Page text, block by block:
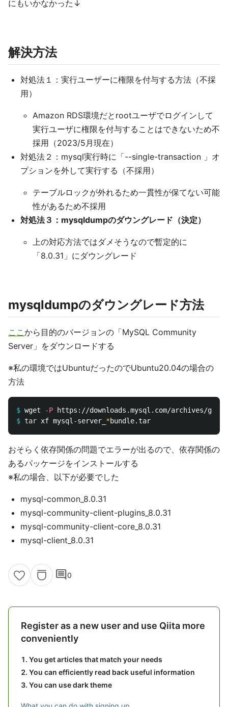
にもいかなかった↓
解決方法
対処法１：実行ユーザーに権限を付与する方法（不採
用）
Amazon RDS環境だとrootユーザでログインして
実行ユーザに権限を付与することはできないため不
採用（2023/5月現在）
対処法２：mysql実行時に「--single-transaction 」オ
プションを外して実行する（不採用）
テーブルロックが外れるため一貫性が保てない可能
性があるため不採用
対処法３：mysqldumpのダウングレード（決定）
上の対応方法ではダメそうなので暫定的に
「8.0.31」にダウングレード
mysqldumpのダウングレード方法
ここから目的のバージョンの「MySQL Community
Server」をダウンロードする
※私の環境ではUbuntuだったのでUbuntu20.04の場合の
方法
$ wget
-P
$ tar xf mysql-server_ *
おそらく依存関係の問題でエラーが出るので、依存関係の
あるパッケージをインストールする
※私の場合、以下が必要でした
mysql-common_8.0.31
mysql-community-client-plugins_8.0.31
mysql-community-client-core_8.0.31
mysql-client_8.0.31
comment0
Register as a new user and use Qiita more
conveniently
You get articles that match your needs
You can efficiently read back useful information
You can use dark theme